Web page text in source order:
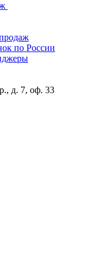
по России
д. 7, оф. 33